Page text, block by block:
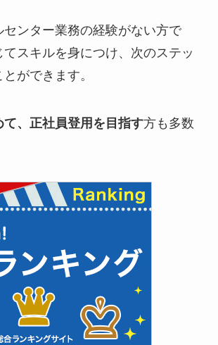
ンター業務の経験がない方で
てスキルを身につけ、次のステッ
ができます。
て、正社員登用を目指す方も多数